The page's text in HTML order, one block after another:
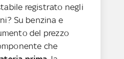
registrato negli
Su benzina e
del prezzo
che